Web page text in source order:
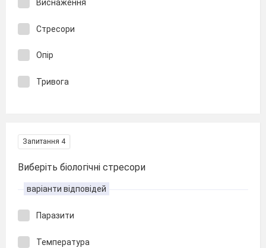
Виснаження
Стресори
Опір
Тривога
Запитання 4
Виберіть біологічні стресори
варіанти відповідей
Паразити
Температура